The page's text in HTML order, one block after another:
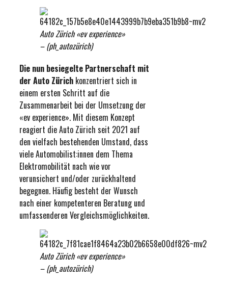
Auto Zürich «ev experience»
– (ph_autozürich)
Die nun besiegelte Partnerschaft mit
der Auto Zürich konzentriert sich in
einem ersten Schritt auf die
Zusammenarbeit bei der Umsetzung der
«ev experience». Mit diesem Konzept
reagiert die Auto Zürich seit 2021 auf
den vielfach bestehenden Umstand, dass
viele Automobilist:innen dem Thema
Elektromobilität nach wie vor
verunsichert und/oder zurückhaltend
begegnen. Häufig besteht der Wunsch
nach einer kompetenteren Beratung und
umfassenderen Vergleichsmöglichkeiten.
Auto Zürich «ev experience»
– (ph_autozürich)